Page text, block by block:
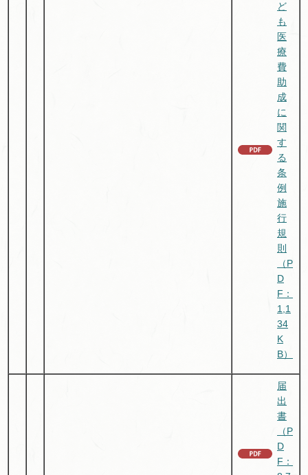
ど
も
医
療
費
助
成
に
関
す
る
条
例
施
行
規
則
（P
D
F：
1,1
34
K
B）
届
出
書
（P
D
F：